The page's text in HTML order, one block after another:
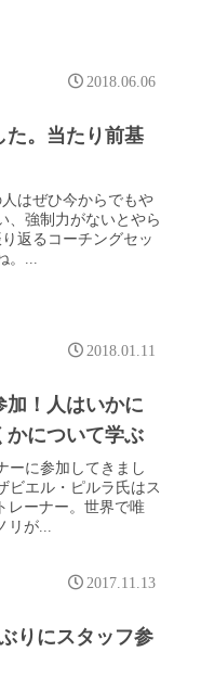
2018.06.06
た。当たり前基
はぜひ今からでもや
、強制力がないとやら
返るコーチングセッ
...
2018.01.11
加！人はいかに
かについて学ぶ
ーに参加してきまし
ビエル・ピルラ氏はス
レーナー。世界で唯
が...
2017.11.13
りにスタッフ参